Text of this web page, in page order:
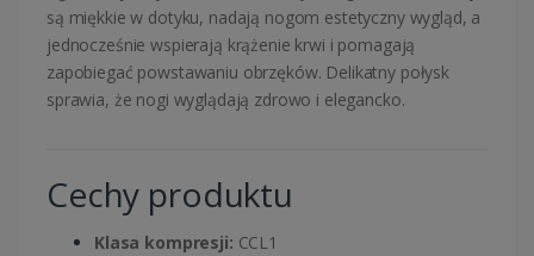
są miękkie w dotyku, nadają nogom estetyczny wygląd, a
jednocześnie wspierają krążenie krwi i pomagają
zapobiegać powstawaniu obrzęków. Delikatny połysk
sprawia, że nogi wyglądają zdrowo i elegancko.
Cechy produktu
Klasa kompresji: CCL1